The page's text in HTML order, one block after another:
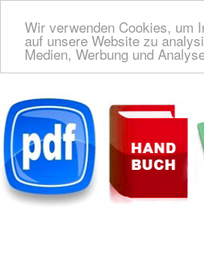
Wir verwenden Cookies, um
auf unsere Website zu
Medien, Werbung und
Deutsche Bedienungsanleitung Downloaden